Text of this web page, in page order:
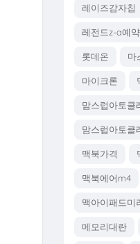
레이즈감자칩
레전드z-a예
롯데온 마
마이크론
맘스럽아토클
맘스럽아토클
맥북가격
맥북에어m4
맥아이패드미
메모리대란